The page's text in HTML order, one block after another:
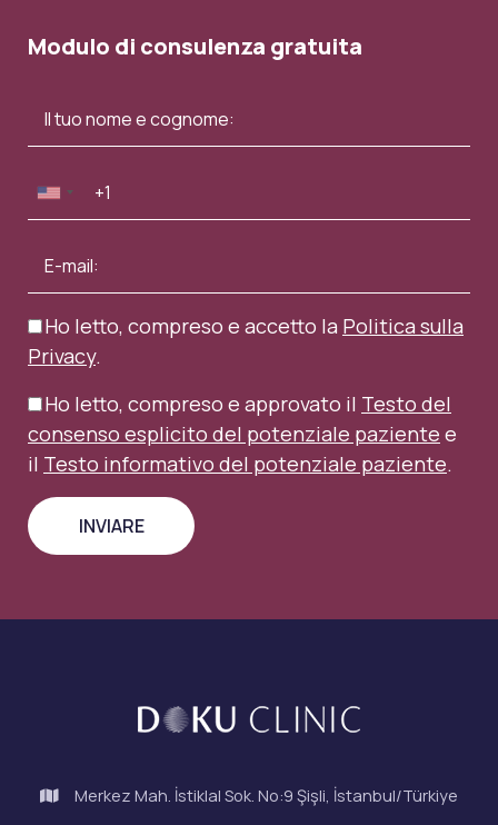
Modulo di consulenza gratuita
Ho letto, compreso e accetto la Politica sulla
Privacy.
Ho letto, compreso e approvato il Testo del
consenso esplicito del potenziale paziente e
il Testo informativo del potenziale paziente.
Merkez Mah. İstiklal Sok. No:9 Şişli, İstanbul/Türkiye